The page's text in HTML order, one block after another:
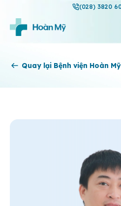
(028) 3820
Hoàn Mỹ
Thuận
Quay lại Bệnh viện Hoàn